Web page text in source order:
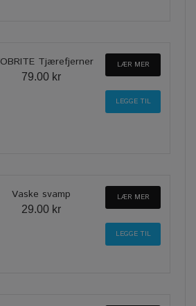
Tjærefjerner
79.00 kr
LÆR MER
Vaske svamp
29.00 kr
LÆR MER